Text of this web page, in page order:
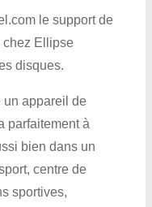
le support de
chez Ellipse
disques.
un appareil de
parfaitement à
bien dans un
centre de
sportives,